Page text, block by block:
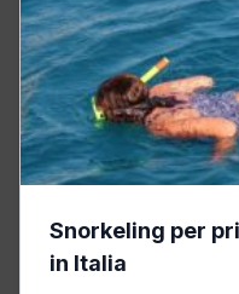
Snorkeling per
in Italia